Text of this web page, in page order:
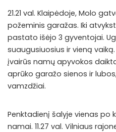
21.21 val. Klaipėdoje, Molo
požeminis garažas. Iki
pastato išėjo 3 gyventojai.
suaugusiuosius ir vieną
įvairūs namų apyvokos
aprūko garažo sienos ir
vamzdžiai.
Penktadienį šalyje vienas po
namai. 11.27 val. Vilniaus